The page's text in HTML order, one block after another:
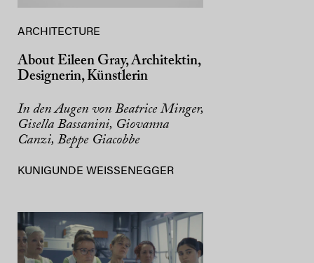
ARCHITECTURE
About Eileen Gray, Architektin,
Designerin, Künstlerin
In den Augen von Beatrice Minger,
Gisella Bassanini, Giovanna
Canzi, Beppe Giacobbe
KUNIGUNDE WEISSENEGGER